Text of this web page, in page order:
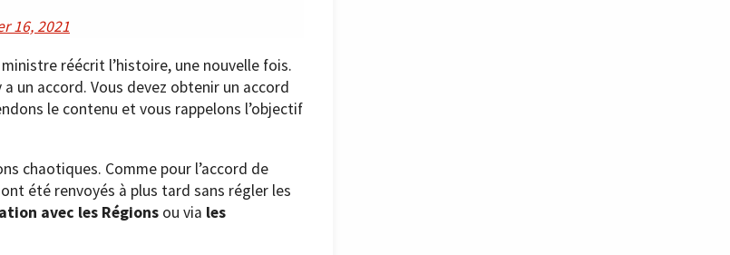
16, 2021
réécrit l’histoire, une nouvelle fois.
a un accord. Vous devez obtenir un accord
le contenu et vous rappelons l’objectif
chaotiques. Comme pour l’accord de
été renvoyés à plus tard sans régler les
avec les Régions ou via les